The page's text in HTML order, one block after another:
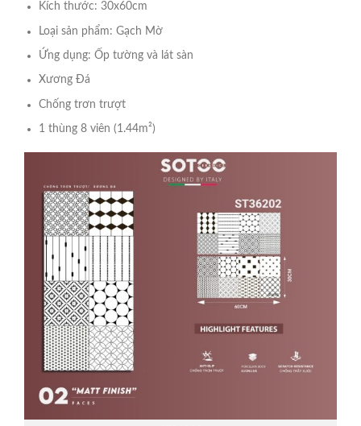
Kích thước: 30x60cm
Loại sản phẩm: Gạch Mờ
Ứng dụng: Ốp tường và lát sàn
Xương Đá
Chống trơn trượt
1 thùng 8 viên (1.44m²)